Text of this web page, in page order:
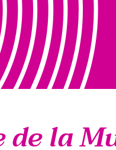
de la